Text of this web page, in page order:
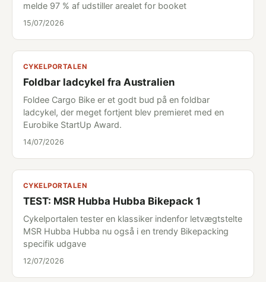
melde 97 % af udstiller arealet for booket
15/07/2026
CYKELPORTALEN
Foldbar ladcykel fra Australien
Foldee Cargo Bike er et godt bud på en foldbar
ladcykel, der meget fortjent blev premieret med en
Eurobike StartUp Award.
14/07/2026
CYKELPORTALEN
TEST: MSR Hubba Hubba Bikepack 1
Cykelportalen tester en klassiker indenfor letvægtstelte
MSR Hubba Hubba nu også i en trendy Bikepacking
specifik udgave
12/07/2026